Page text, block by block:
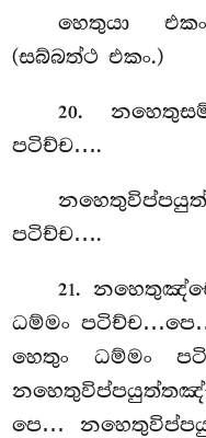
හෙතුයා
(සබ්බත්ථ එකං.)
20.
පටිච්ච….
පටිච්ච….
21.
ධම්මං
හෙතුං ධම්මං
පෙ…